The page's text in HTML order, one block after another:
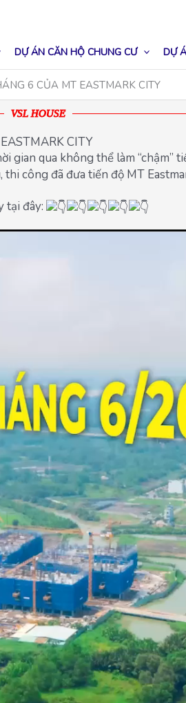
DỰ ÁN CĂN HỘ CHUNG CƯ DỰ
6 CỦA MT EASTMARK CITY
VSL HOUSE
CITY
qua không thể làm “chậm”
công đã đưa tiến độ MT
tại đây: